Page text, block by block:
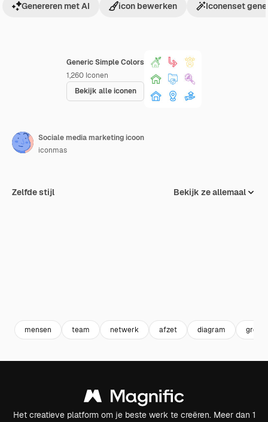
Generic Simple Colors
1,260 Iconen
Bekijk alle iconen
Genereren met AI icon bewerken Iconenset
Sociale media marketing icoon
iconmas
Zelfde stijl Bekijk ze allemaal
mensen team netwerk afzet diagram groep
Het creatieve platform om je beste werk te creëren. Meer dan 1